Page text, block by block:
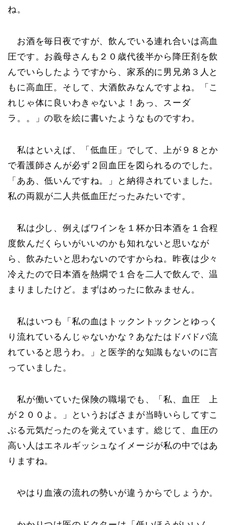
ね。
お酒を毎日夜ですが、飲んでいる連れ合いは高血
圧です。お義母さんも２０歳代後半から降圧剤を飲
んでいらしたようですから、家系的に男兄弟３人と
もに高血圧。そして、大酒飲みなんですよね。「こ
れじゃ体に良いわきゃないよ！あっ、スーダ
ラ。。」の歌を絵に書いたようなものですわ。
私はといえば、「低血圧」でして、上が９８とか
で看護師さんが必ず２回血圧を図られるのでした。
「ああ、低いんですね。」と納得されていました。
私の両親が二人共低血圧だったみたいです。
私は少し、例えばワインを１杯か日本酒を１合程
度飲んだくらいがいいのかも知れないと思いなが
ら、飲みたいと思わないのですからね。昨夜は少々
冷えたので日本酒を熱燗で１合を二人で飲んで、温
まりましたけど。まずはめったに飲みません。
私はいつも「私の血はトックントックンとゆっく
り流れているんじゃないかな？あなたはドバドバ流
れていると思うわ。」と医学的な知識もないのに言
っていました。
私が働いていた保険の職場でも、「私、血圧 上
が２００よ。」というおばさまが当時いらしてすこ
ぶる元気だったのを覚えています。総じて、血圧の
高い人はエネルギッシュなイメージが私の中ではあ
りますね。
やはり血液の流れの勢いが違うからでしょうか。